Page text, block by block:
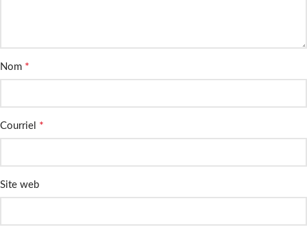
Nom *
Courriel *
Site web